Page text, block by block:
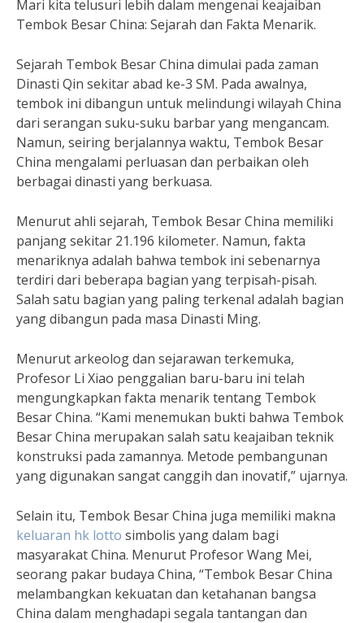
Mari kita telusuri lebih dalam mengenai keajaiban
Tembok Besar China: Sejarah dan Fakta Menarik.
Sejarah Tembok Besar China dimulai pada zaman
Dinasti Qin sekitar abad ke-3 SM. Pada awalnya,
tembok ini dibangun untuk melindungi wilayah China
dari serangan suku-suku barbar yang mengancam.
Namun, seiring berjalannya waktu, Tembok Besar
China mengalami perluasan dan perbaikan oleh
berbagai dinasti yang berkuasa.
Menurut ahli sejarah, Tembok Besar China memiliki
panjang sekitar 21.196 kilometer. Namun, fakta
menariknya adalah bahwa tembok ini sebenarnya
terdiri dari beberapa bagian yang terpisah-pisah.
Salah satu bagian yang paling terkenal adalah bagian
yang dibangun pada masa Dinasti Ming.
Menurut arkeolog dan sejarawan terkemuka,
Profesor Li Xiao penggalian baru-baru ini telah
mengungkapkan fakta menarik tentang Tembok
Besar China. “Kami menemukan bukti bahwa Tembok
Besar China merupakan salah satu keajaiban teknik
konstruksi pada zamannya. Metode pembangunan
yang digunakan sangat canggih dan inovatif,” ujarnya.
Selain itu, Tembok Besar China juga memiliki makna
keluaran hk lotto simbolis yang dalam bagi
masyarakat China. Menurut Profesor Wang Mei,
seorang pakar budaya China, “Tembok Besar China
melambangkan kekuatan dan ketahanan bangsa
China dalam menghadapi segala tantangan dan